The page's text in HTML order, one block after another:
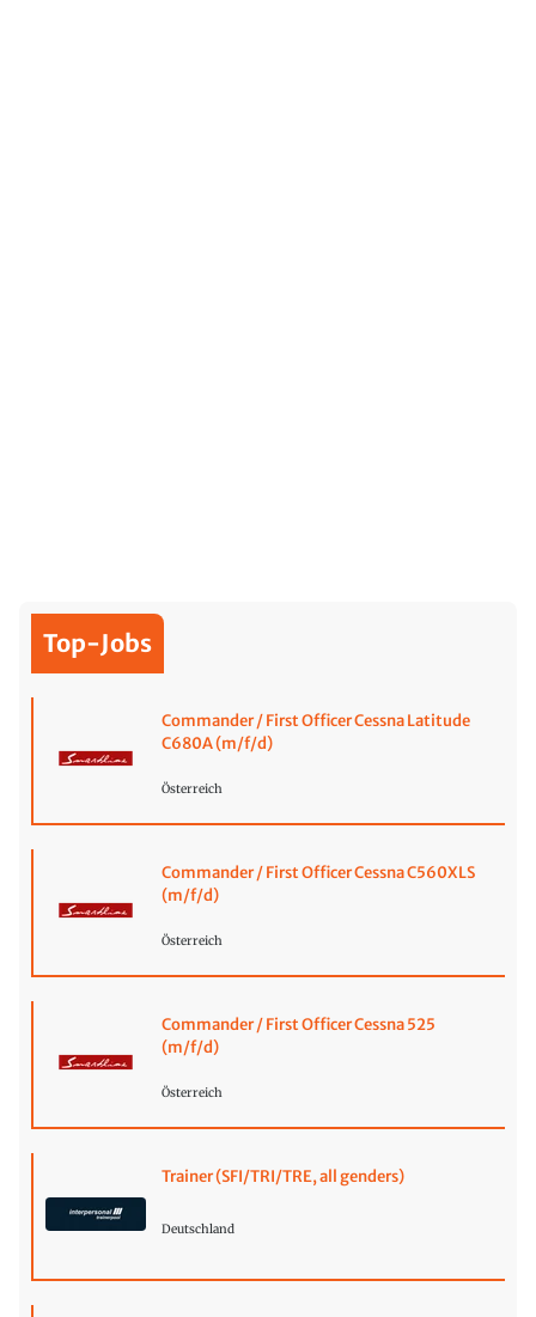
Top-Jobs
Commander / First Officer Cessna Latitude
C680A (m/f/d)
Österreich
Commander / First Officer Cessna C560XLS
(m/f/d)
Österreich
Commander / First Officer Cessna 525
(m/f/d)
Österreich
Trainer (SFI/TRI/TRE, all genders)
Deutschland